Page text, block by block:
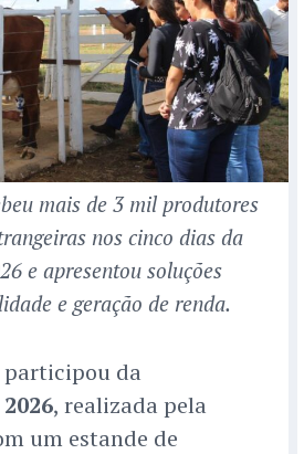
mais de 3 mil produtores
nos cinco dias da
e apresentou soluções
e geração de renda.
participou da
, realizada pela
um estande de